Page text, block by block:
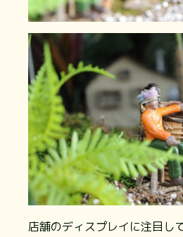
店舗のディスプレイに注目し